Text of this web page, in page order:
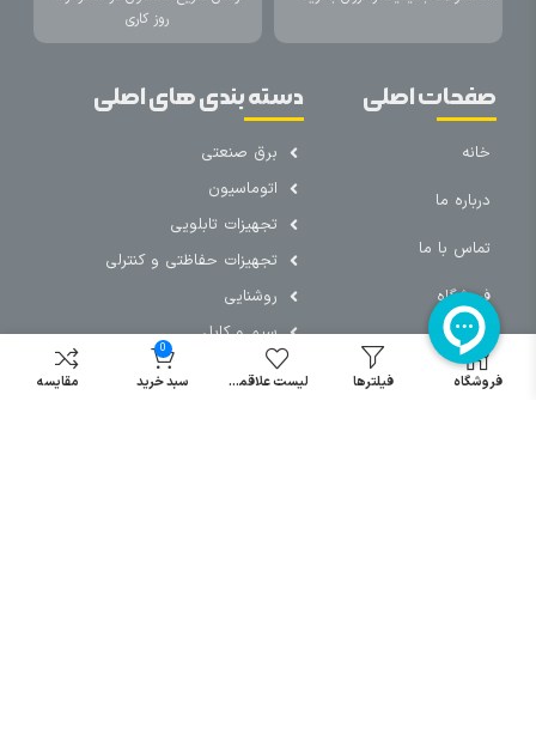
روز کاری
صفحات اصلی
خانه
درباره ما
تماس با ما
فروشگاه
دسته بندی های اصلی
برق صنعتی
اتوماسیون
تجهیزات تابلویی
تجهیزات حفاظتی و کنترلی
روشنایی
سیم و کابل
فریم تابلو
فروشگاه فیلترها لیست علاقمندی
0
سبد خرید مقایسه